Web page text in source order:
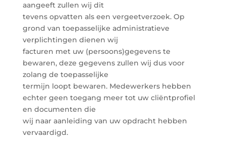
aangeeft zullen wij dit
tevens opvatten als een vergeetverzoek. Op
grond van toepasselijke administratieve
verplichtingen dienen wij
facturen met uw (persoons)gegevens te
bewaren, deze gegevens zullen wij dus voor
zolang de toepasselijke
termijn loopt bewaren. Medewerkers hebben
echter geen toegang meer tot uw cliëntprofiel
en documenten die
wij naar aanleiding van uw opdracht hebben
vervaardigd.